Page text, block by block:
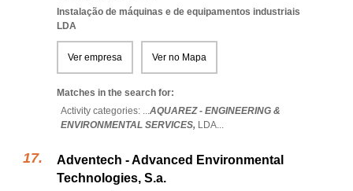
Instalação de máquinas e de equipamentos industriais
LDA
Ver empresa Ver no Mapa
Matches in the search for:
Activity categories: ...AQUAREZ - ENGINEERING &
ENVIRONMENTAL SERVICES, LDA...
Adventech - Advanced Environmental
Technologies, S.a.